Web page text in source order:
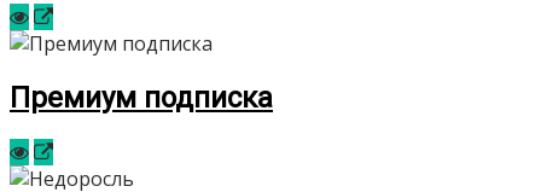
Премиум подписка